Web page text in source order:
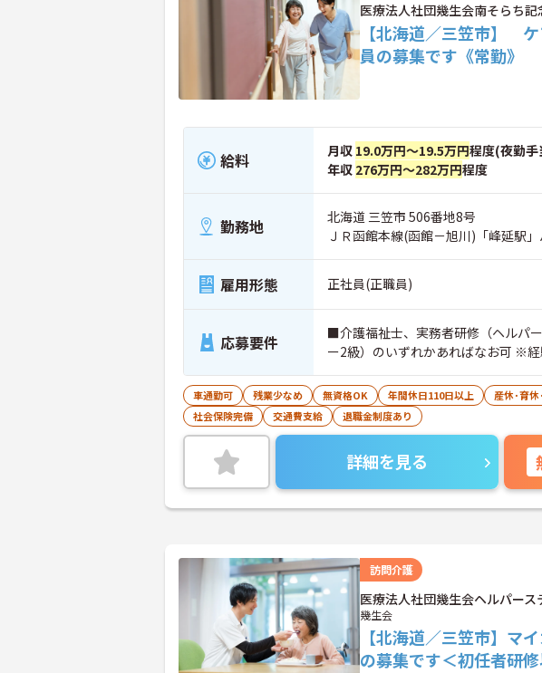
医療法人社団幾生会南そらち記
【北海道／三笠市】
員の募集です《常勤》
給料 月収 19.0万円～19.5万円程度(夜勤手
年収 276万円～282万円程度
勤務地
北海道 三笠市 506番地8号
ＪＲ函館本線(函館－旭川)「峰延駅
雇用形態 正社員(正職員)
応募要件
■介護福祉士、実務者研修（ヘルパ
ー2級）のいずれかあればなお可 ※
車通勤可 残業少なめ 無資格OK 年間休日110日以上
産休･育
社会保険完備
交通費支給 退職金制度あり
詳細を見る
訪問介護
医療法人社団幾生会ヘルパース
幾生会
【北海道／三笠市】マ
の募集です＜初任者研